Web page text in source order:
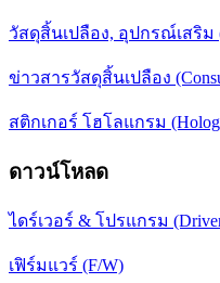
วัสดุสิ้นเปลือง, อุปกรณ์เสริม
ข่าวสารวัสดุสิ้นเปลือง
สติกเกอร์ โฮโลแกรม
ดาวน์โหลด
ไดร์เวอร์ & โปรแกรม
เฟิร์มแวร์ (F/W)